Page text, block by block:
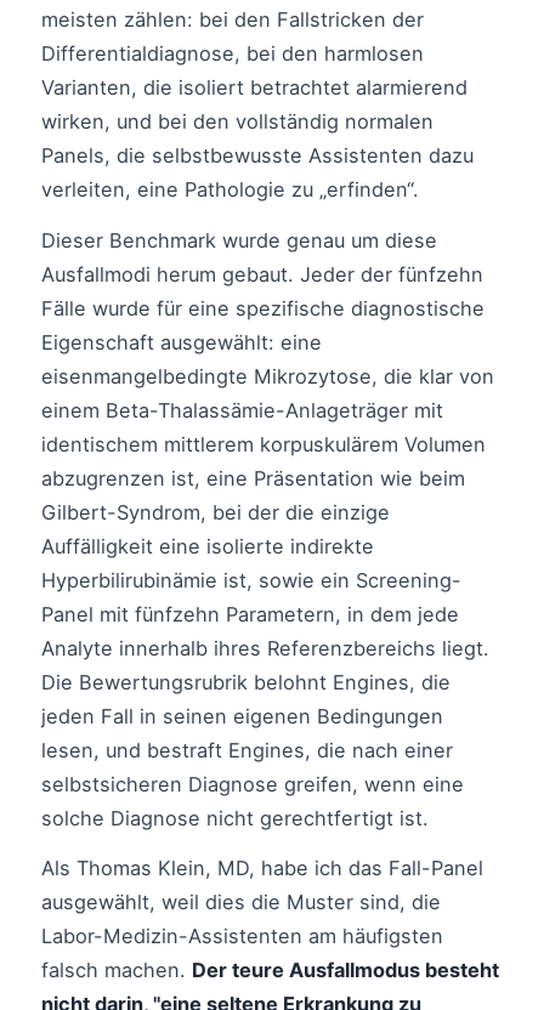
meisten zählen: bei den Fallstricken der
Differentialdiagnose, bei den harmlosen
Varianten, die isoliert betrachtet alarmierend
wirken, und bei den vollständig normalen
Panels, die selbstbewusste Assistenten dazu
verleiten, eine Pathologie zu „erfinden“.
Dieser Benchmark wurde genau um diese
Ausfallmodi herum gebaut. Jeder der fünfzehn
Fälle wurde für eine spezifische diagnostische
Eigenschaft ausgewählt: eine
eisenmangelbedingte Mikrozytose, die klar von
einem Beta-Thalassämie-Anlageträger mit
identischem mittlerem korpuskulärem Volumen
abzugrenzen ist, eine Präsentation wie beim
Gilbert-Syndrom, bei der die einzige
Auffälligkeit eine isolierte indirekte
Hyperbilirubinämie ist, sowie ein Screening-
Panel mit fünfzehn Parametern, in dem jede
Analyte innerhalb ihres Referenzbereichs liegt.
Die Bewertungsrubrik belohnt Engines, die
jeden Fall in seinen eigenen Bedingungen
lesen, und bestraft Engines, die nach einer
selbstsicheren Diagnose greifen, wenn eine
solche Diagnose nicht gerechtfertigt ist.
Als Thomas Klein, MD, habe ich das Fall-Panel
ausgewählt, weil dies die Muster sind, die
Labor-Medizin-Assistenten am häufigsten
falsch machen. Der teure Ausfallmodus besteht
nicht darin, "eine seltene Erkrankung zu